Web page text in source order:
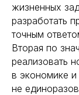
жизненных
разработать
точным
Вторая по
реализовать
в экономике
не